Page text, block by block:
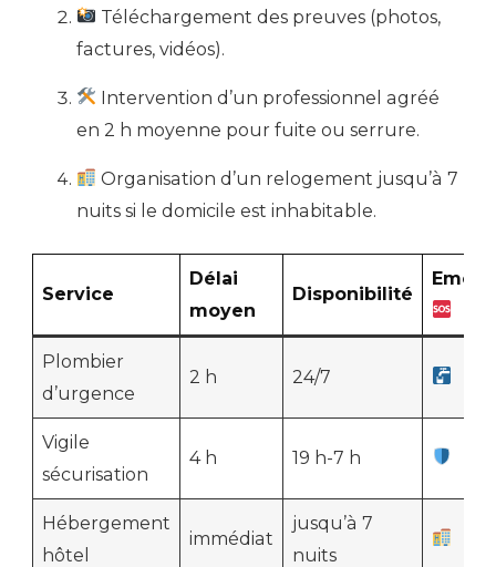
Téléchargement des preuves (photos,
factures, vidéos).
Intervention d’un professionnel agréé
en 2 h moyenne pour fuite ou serrure.
Organisation d’un relogement jusqu’à 7
nuits si le domicile est inhabitable.
Service
Délai
moyen
Disponibilité
Emoji
Plombier
d’urgence
2 h 24/7
Vigile
sécurisation
4 h 19 h-7 h
Hébergement
hôtel
immédiat
jusqu’à 7
nuits